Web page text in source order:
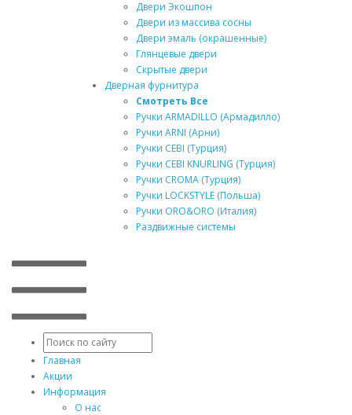
Двери Экошпон
Двери из массива сосны
Двери эмаль (окрашенные)
Глянцевые двери
Скрытые двери
Дверная фурнитура
Смотреть Все
Ручки ARMADILLO (Армадилло)
Ручки ARNI (Арни)
Ручки CEBI (Турция)
Ручки CEBI KNURLING (Турция)
Ручки CROMA (Турция)
Ручки LOCKSTYLE (Польша)
Ручки ORO&ORO (Италия)
Раздвижные системы
Главная
Акции
Информация
О нас